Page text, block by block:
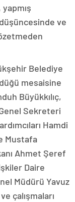
ve
Belediye
mesaisine
Büyükkılıç,
Sekreteri
Hamdi
Mustafa
Ahmet Şeref
Daire
Müdürü Yavuz
çalışmaları